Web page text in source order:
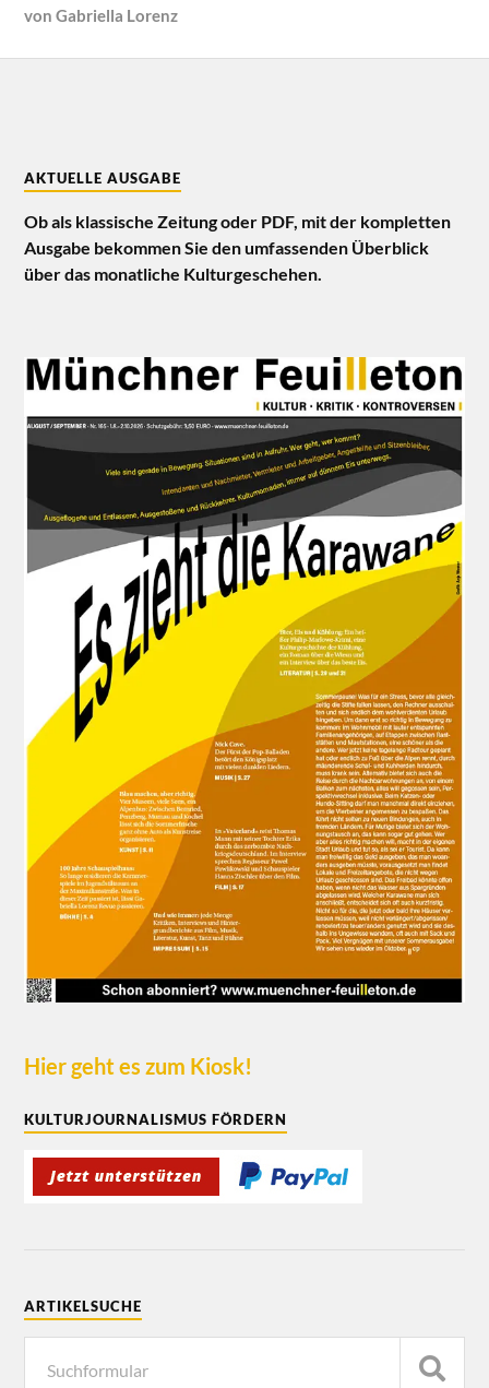
vonGabriella Lorenz
AKTUELLE AUSGABE
Ob als klassische Zeitung oder PDF, mit der kompletten
Ausgabe bekommen Sie den umfassenden Überblick
über das monatliche Kulturgeschehen.
Hier geht es zum Kiosk!
KULTURJOURNALISMUS FÖRDERN
ARTIKELSUCHE